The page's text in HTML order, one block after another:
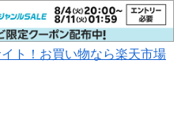
ト！お買い物なら楽天市場